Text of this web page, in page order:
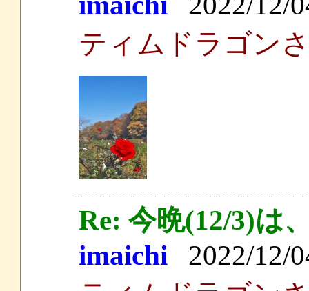
ティムドラゴン
Re: 今晩(12/3)は
imaichi 2022/12/